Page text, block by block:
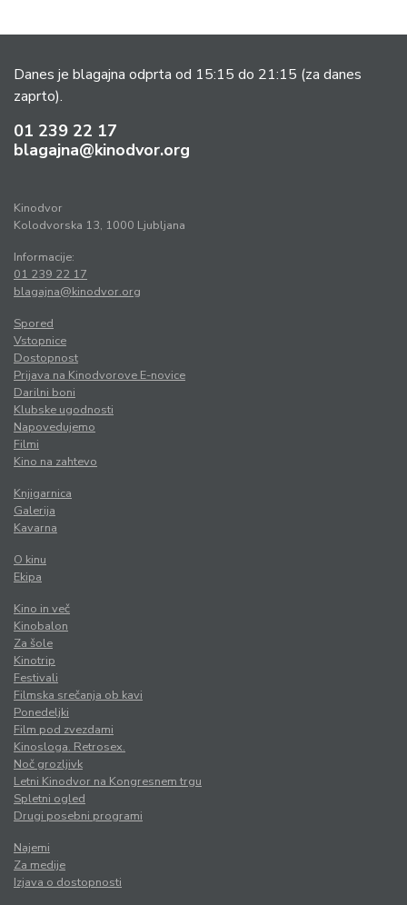
Danes je blagajna odprta od 15:15 do 21:15 (za danes
zaprto).
01 239 22 17
blagajna@kinodvor.org
Kinodvor
Kolodvorska 13, 1000 Ljubljana
Informacije:
01 239 22 17
blagajna@kinodvor.org
Spored
Vstopnice
Dostopnost
Prijava na Kinodvorove E-novice
Darilni boni
Klubske ugodnosti
Napovedujemo
Filmi
Kino na zahtevo
Knjigarnica
Galerija
Kavarna
O kinu
Ekipa
Kino in več
Kinobalon
Za šole
Kinotrip
Festivali
Filmska srečanja ob kavi
Ponedeljki
Film pod zvezdami
Kinosloga. Retrosex.
Noč grozljivk
Letni Kinodvor na Kongresnem trgu
Spletni ogled
Drugi posebni programi
Najemi
Za medije
Izjava o dostopnosti